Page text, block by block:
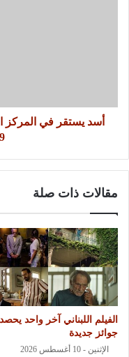
أسد يستقر في المركز
59
مقالات ذات صلة
جوائز جديدة
الإثنين - 10 أغسطس 2026